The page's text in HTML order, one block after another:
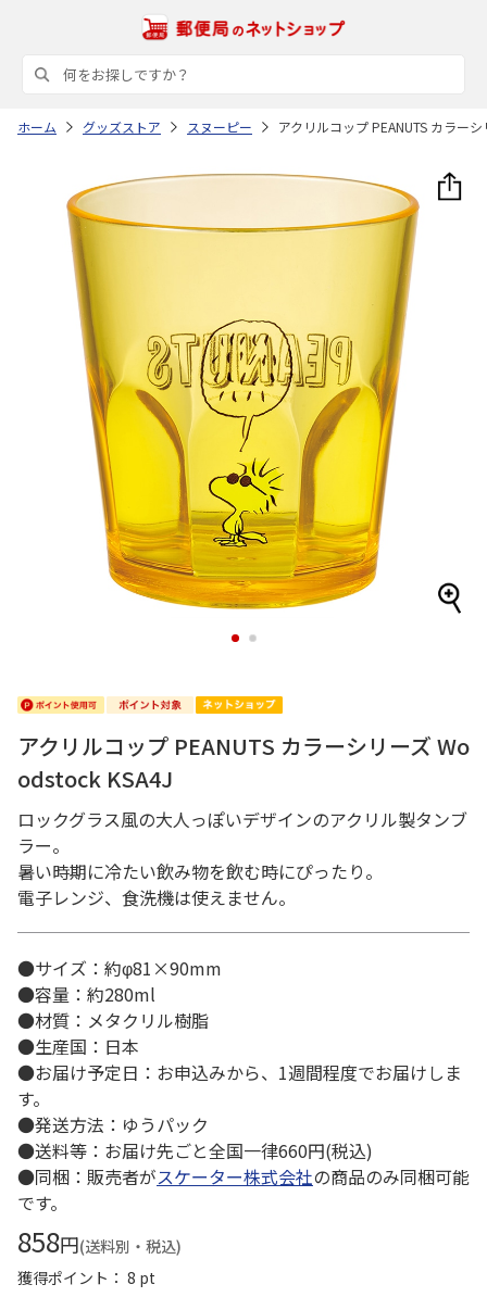
ホーム グッズストア スヌーピー アクリルコップ PEANUTS カラー
1 2
アクリルコップ PEANUTS カラーシリーズ Wo
odstock KSA4J
ロックグラス風の大人っぽいデザインのアクリル製タンブ
ラー。
暑い時期に冷たい飲み物を飲む時にぴったり。
電子レンジ、食洗機は使えません。
●サイズ：約φ81×90mm
●容量：約280ml
●材質：メタクリル樹脂
●生産国：日本
●お届け予定日：お申込みから、1週間程度でお届けしま
す。
●発送方法：ゆうパック
●送料等：お届け先ごと全国一律660円(税込)
●同梱：販売者がスケーター株式会社の商品のみ同梱可能
です。
858円(送料別・税込)
獲得ポイント： 8 pt